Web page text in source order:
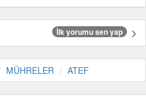
İlk yorumu sen yap
MÜHRELER ATEF